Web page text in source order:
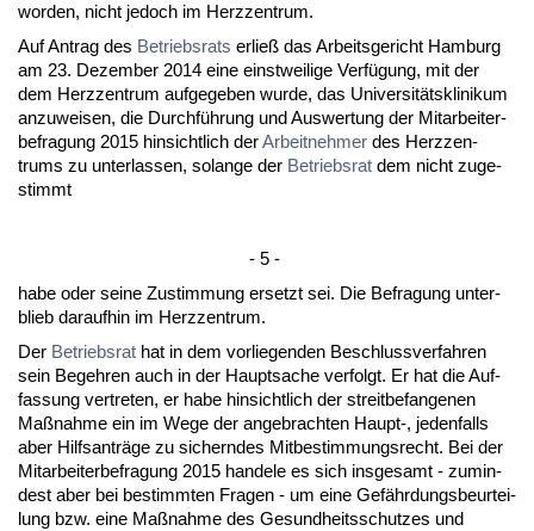
wor­den, nicht je­doch im Herz­zen­trum.
Auf An­trag des Be­triebs­rats er­ließ das Ar­beits­ge­richt Ham­burg
am 23. De­zem­ber 2014 ei­ne einst­wei­li­ge Verfügung, mit der
dem Herz­zen­trum auf­ge­ge­ben wur­de, das Uni­ver­sitätskli­ni­kum
an­zu­wei­sen, die Durchführung und Aus­wer­tung der Mit­ar­bei­ter­
be­fra­gung 2015 hin­sicht­lich derAr­beit­neh­mer des Herz­zen­
trums zu un­ter­las­sen, so­lan­ge der Be­triebs­rat dem nicht zu­ge­
stimmt
- 5 -
ha­be oder sei­ne Zu­stim­mung er­setzt sei. Die Be­fra­gung un­ter­
blieb dar­auf­hin im Herz­zen­trum.
Der Be­triebs­rat hat in dem vor­lie­gen­den Be­schluss­ver­fah­ren
sein Be­geh­ren auch in der Haupt­sa­che ver­folgt. Er hat die Auf­
fas­sung ver­tre­ten, er ha­be hin­sicht­lich der streit­be­fan­ge­nen
Maßnah­me ein im We­ge der an­ge­brach­ten Haupt-, je­den­falls
aber Hilfs­anträge zu si­chern­des Mit­be­stim­mungs­recht. Bei der
Mit­ar­bei­ter­be­fra­gung 2015 han­de­le es sich ins­ge­samt - zu­min­
dest aber bei be­stimm­ten Fra­gen - um ei­ne Gefähr­dungs­be­ur­tei­
lung bzw. ei­ne Maßnah­me des Ge­sund­heits­schut­zes und